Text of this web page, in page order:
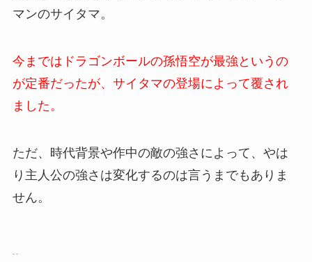
マンのサイタマ。
今まではドラゴンボールの孫悟空が最強というの
が定番だったが、サイタマの登場によって覆され
ました。
ただ、時代背景や作中の敵の強さによって、やは
り主人公の強さは変化するのは言うまでもありま
せん。